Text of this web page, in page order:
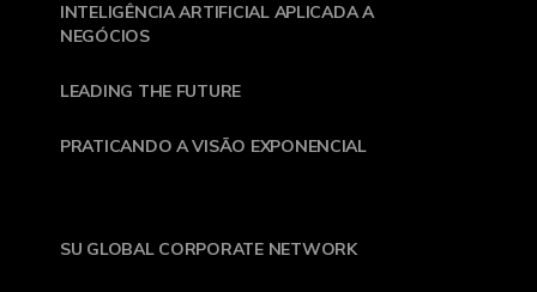
INTELIGÊNCIA ARTIFICIAL APLICADA A
NEGÓCIOS
LEADING THE FUTURE
PRATICANDO A VISÃO EXPONENCIAL
SU GLOBAL CORPORATE NETWORK